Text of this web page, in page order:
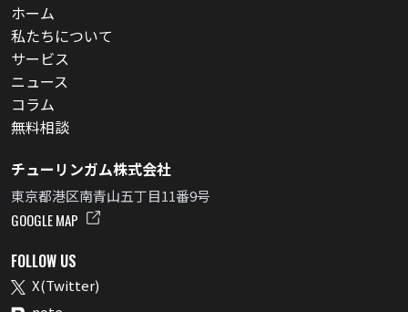
ホーム
私たちについて
サービス
ニュース
コラム
無料相談
チューリンガム株式会社
東京都港区南青山五丁目11番9号
GOOGLE MAP
FOLLOW US
X(Twitter)